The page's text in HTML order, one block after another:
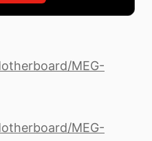
MEG-
MEG-